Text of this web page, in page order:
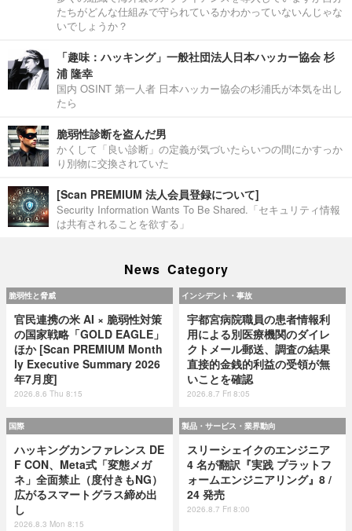
たちがどんな仕組みで守られているかわかっていないんじゃな
いでしょうか？
「趣味：ハッキング」一般社団法人日本ハッカー協会 杉
浦 隆幸
国内 OSINT 第一人者 日本ハッカー協会の杉浦氏が本気を出し
たら
脆弱性診断を盗んだ男
かくして「良い診断」の定義が気づいたらいつの間にかすっか
り別物に交換されていた
[Scan PREMIUM 法人会員登録について]
Security Information Wants To Be Shared.「セキュリティ情報
は共有されることを欲する」
News Category
脆弱性と脅威
官民連携の米 AI × 脆弱性対策
の国家戦略「GOLD EAGLE」
ほか [Scan PREMIUM Month
ly Executive Summary 2026
年7月度]
2026.8.6 Thu 8:15
インシデント・事故
宇都宮病院職員の患者情報利
用による別医療機関のダイレ
クトメール郵送、調査の結果
直接的金銭的利益の受領が無
いことを確認
2026.8.7 Fri 8:05
国際
ハッキングカンファレンス DE
F CON、Meta式「変態メガ
ネ」全面禁止（度付きもNG）
広がるスマートグラス締め出
し
2026.8.3 Mon 8:15
製品・サービス・業界動向
スリーシェイクのエンジニア
4 名が翻訳『実践 プラットフ
ォームエンジニアリング』8 /
24 発売
2026.8.7 Fri 8:00